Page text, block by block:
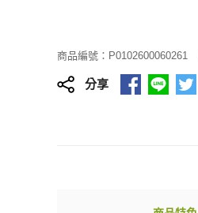
商品編號：P0102600060261
分享